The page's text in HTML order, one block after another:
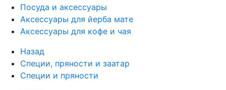
Посуда и аксессуары
Аксессуары для йерба мате
Аксессуары для кофе и чая
Назад
Специи, пряности и заатар
Специи и пряности